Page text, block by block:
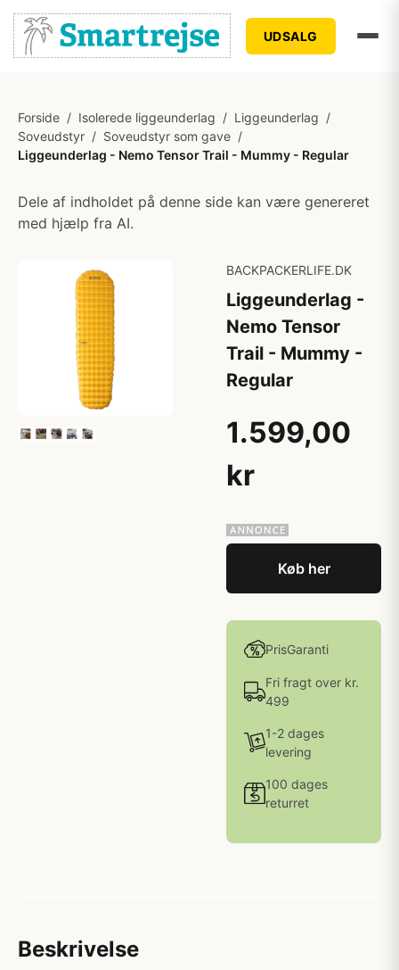
UDSALG
Forside / Isolerede liggeunderlag / Liggeunderlag /
Soveudstyr / Soveudstyr som gave /
Liggeunderlag - Nemo Tensor Trail - Mummy - Regular
Dele af indholdet på denne side kan være genereret
med hjælp fra AI.
BACKPACKERLIFE.DK
Liggeunderlag -
Nemo Tensor
Trail - Mummy -
Regular
1.599,00
kr
Køb her
PrisGaranti
Fri fragt over kr.
499
1-2 dages
levering
100 dages
returret
Beskrivelse